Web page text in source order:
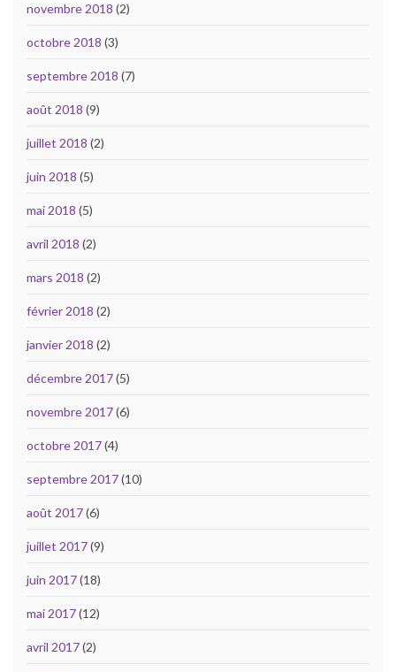
novembre 2018 (2)
octobre 2018 (3)
septembre 2018 (7)
août 2018 (9)
juillet 2018 (2)
juin 2018 (5)
mai 2018 (5)
avril 2018 (2)
mars 2018 (2)
février 2018 (2)
janvier 2018 (2)
décembre 2017(5)
novembre 2017(6)
octobre 2017(4)
septembre 2017(10)
août 2017(6)
juillet 2017(9)
juin 2017(18)
mai 2017(12)
avril 2017(2)